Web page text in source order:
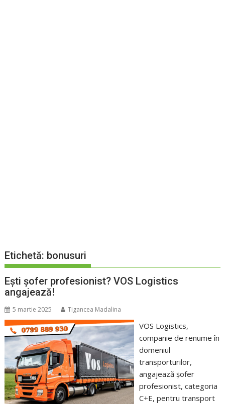
Etichetă: bonusuri
Ești șofer profesionist? VOS Logistics
angajează!
5 martie 2025 Tigancea Madalina
VOS Logistics,
companie de renume în
domeniul
transporturilor,
angajează șofer
profesionist, categoria
C+E, pentru transport